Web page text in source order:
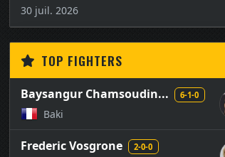
30 juil. 2026
TOP FIGHTERS
Baysangur Chamsoudin... 6-1-0
Baki
Frederic Vosgrone 2-0-0